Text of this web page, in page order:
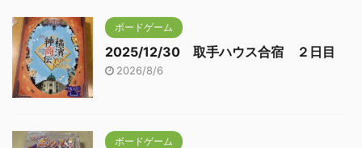
ボードゲーム
2025/12/30 取手ハウス合宿 ２日目
2026/8/6
ボードゲーム